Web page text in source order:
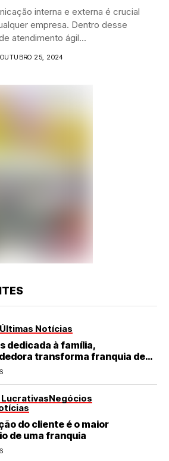
interna e externa é crucial
empresa. Dentro desse
atendimento ágil...
OUTUBRO 25, 2024
Últimas Notícias
dedicada à família,
transforma franquia de
negócio de destaque no RN
Negócios
do cliente é o maior
de uma franquia